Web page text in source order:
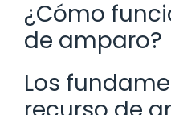
¿Cómo
de amparo?
Los